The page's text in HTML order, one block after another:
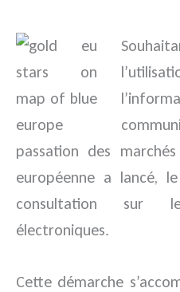
passation des
européenne a lancé,
consultation sur
électroniques.
Cette démarche